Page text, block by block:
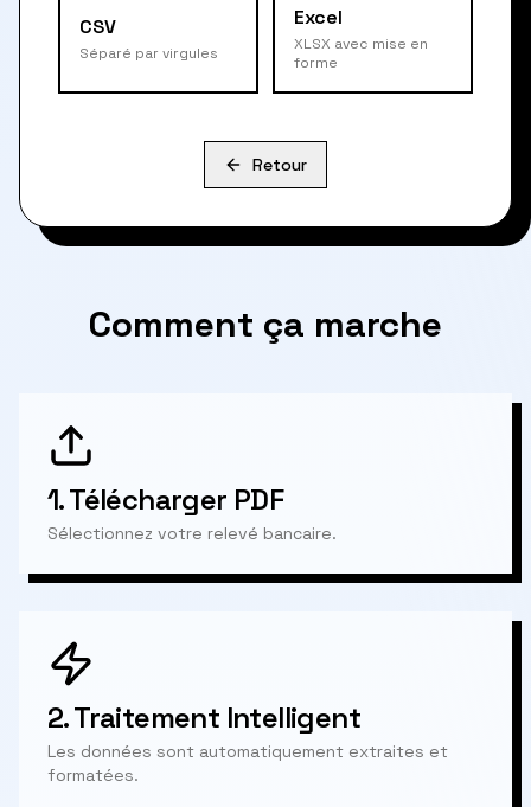
CSV
Séparé par virgules
Excel
XLSX avec mise en
forme
Retour
Comment ça marche
1.Télécharger PDF
Sélectionnez votre relevé bancaire.
2.Traitement Intelligent
Les données sont automatiquement extraites et
formatées.